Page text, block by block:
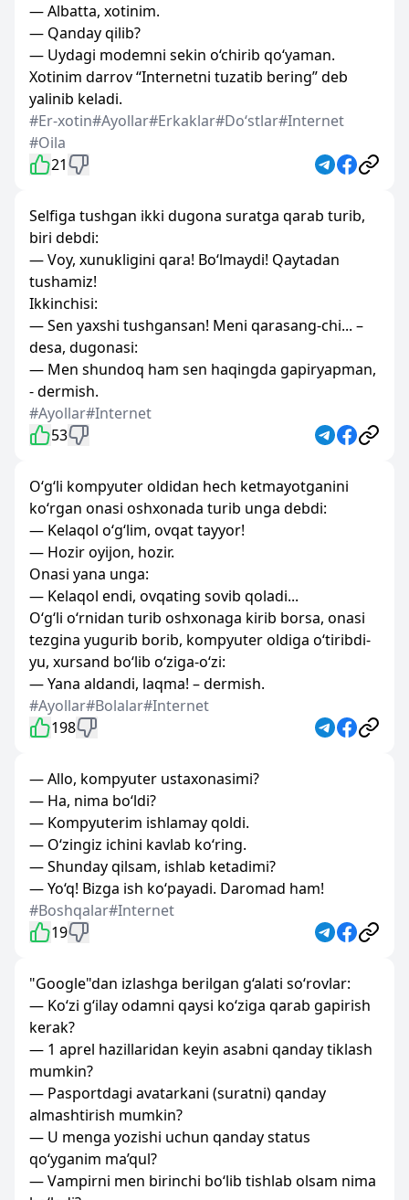
— Albatta, xotinim.
— Qanday qilib?
— Uydagi modemni sekin o‘chirib qo‘yaman.
Xotinim darrov “Internetni tuzatib bering” deb
yalinib keladi.
#Er-xotin#Ayollar#Erkaklar#Doʻstlar#Internet
#Oila
21
Selfiga tushgan ikki dugona suratga qarab turib,
biri debdi:
— Voy, xunukligini qara! Bo‘lmaydi! Qaytadan
tushamiz!
Ikkinchisi:
— Sen yaxshi tushgansan! Meni qarasang-chi... –
desa, dugonasi:
— Men shundoq ham sen haqingda gapiryapman,
- dermish.
#Ayollar#Internet
53
O‘g‘li kompyuter oldidan hech ketmayotganini
ko‘rgan onasi oshxonada turib unga debdi:
— Kelaqol o‘g‘lim, ovqat tayyor!
— Hozir oyijon, hozir.
Onasi yana unga:
— Kelaqol endi, ovqating sovib qoladi...
O‘g‘li o‘rnidan turib oshxonaga kirib borsa, onasi
tezgina yugurib borib, kompyuter oldiga o‘tiribdi-
yu, xursand bo‘lib o‘ziga-o‘zi:
— Yana aldandi, laqma! – dermish.
#Ayollar#Bolalar#Internet
198
— Allo, kompyuter ustaxonasimi?
— Ha, nima bo‘ldi?
— Kompyuterim ishlamay qoldi.
— O‘zingiz ichini kavlab ko‘ring.
— Shunday qilsam, ishlab ketadimi?
— Yo‘q! Bizga ish ko‘payadi. Daromad ham!
#Boshqalar#Internet
19
"Google"dan izlashga berilgan g‘alati so‘rovlar:
— Ko‘zi g‘ilay odamni qaysi ko‘ziga qarab gapirish
kerak?
— 1 aprel hazillaridan keyin asabni qanday tiklash
mumkin?
— Pasportdagi avatarkani (suratni) qanday
almashtirish mumkin?
— U menga yozishi uchun qanday status
qo‘yganim ma’qul?
— Vampirni men birinchi bo‘lib tishlab olsam nima